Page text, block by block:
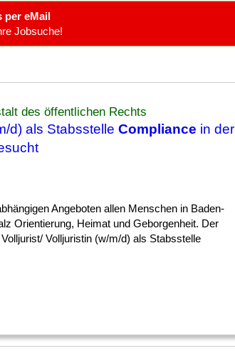
per eMail
Jobsuche!
des öffentlichen Rechts
d) als Stabsstelle Compliance in der
Angeboten allen Menschen in Baden-
Orientierung, Heimat und Geborgenheit. Der
Volljuristin (w/m/d) als Stabsstelle